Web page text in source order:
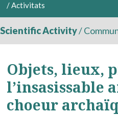
/Activitats
Scientific Activity/
Objets, lieux,
l’insasissable
choeur